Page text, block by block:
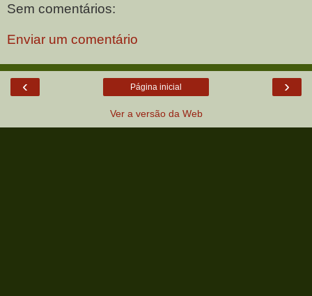
Sem comentários:
Enviar um comentário
‹ ›
Página inicial
Ver a versão da Web